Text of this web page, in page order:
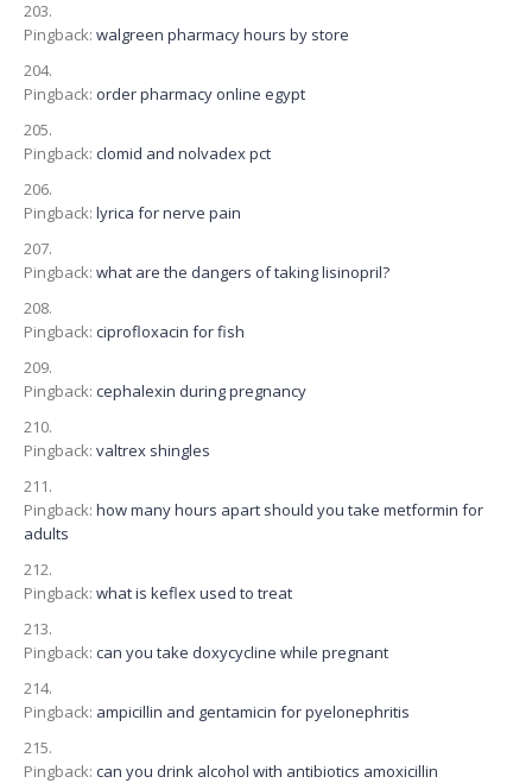
Pingback: walgreen pharmacy hours by store
Pingback: order pharmacy online egypt
Pingback: clomid and nolvadex pct
Pingback: lyrica for nerve pain
Pingback: what are the dangers of taking lisinopril?
Pingback: ciprofloxacin for fish
Pingback: cephalexin during pregnancy
Pingback: valtrex shingles
Pingback: how many hours apart should you take metformin for
adults
Pingback: what is keflex used to treat
Pingback: can you take doxycycline while pregnant
Pingback: ampicillin and gentamicin for pyelonephritis
Pingback: can you drink alcohol with antibiotics amoxicillin